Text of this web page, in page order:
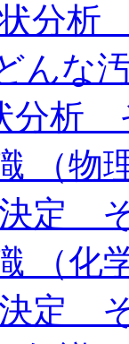
分析
んな
析
（
決定
（
定